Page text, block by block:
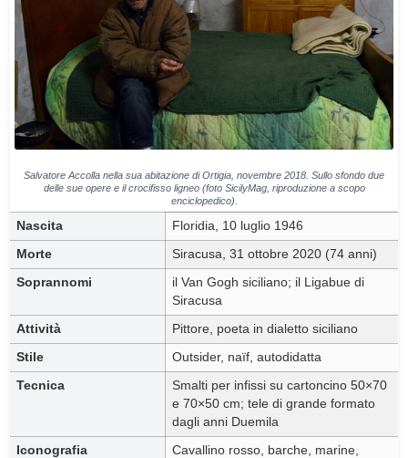
Salvatore Accolla nella sua abitazione di Ortigia, novembre 2018. Sullo sfondo due
delle sue opere e il crocifisso ligneo (foto SicilyMag, riproduzione a scopo
enciclopedico).
Nascita Floridia, 10 luglio 1946
Morte Siracusa, 31 ottobre 2020 (74 anni)
Soprannomi
il Van Gogh siciliano; il Ligabue di
Siracusa
Attività Pittore, poeta in dialetto siciliano
Stile Outsider, naïf, autodidatta
Tecnica
Smalti per infissi su cartoncino 50×70
e 70×50 cm; tele di grande formato
dagli anni Duemila
Iconografia
Cavallino rosso, barche, marine,